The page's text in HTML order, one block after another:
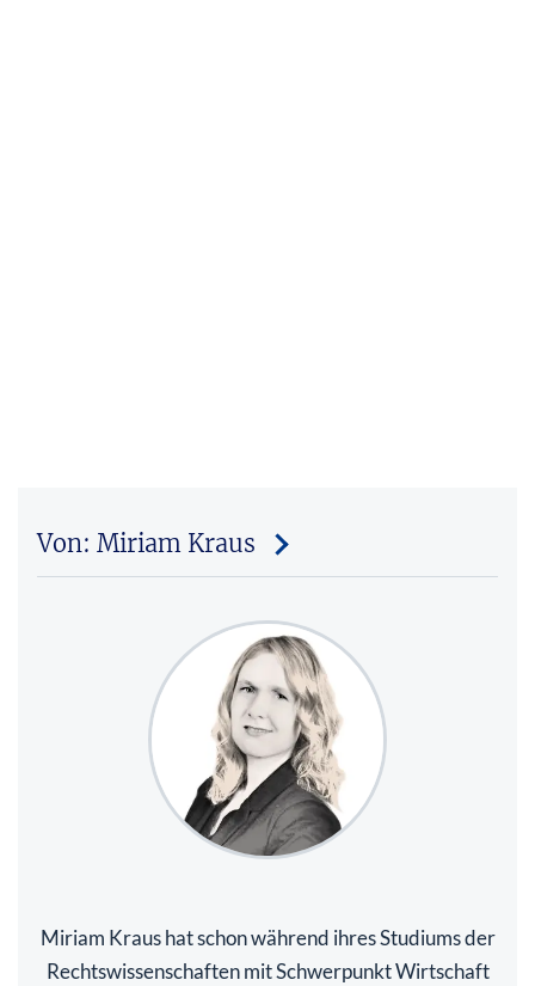
Von: Miriam Kraus
Miriam Kraus hat schon während ihres Studiums der
Rechtswissenschaften mit Schwerpunkt Wirtschaft